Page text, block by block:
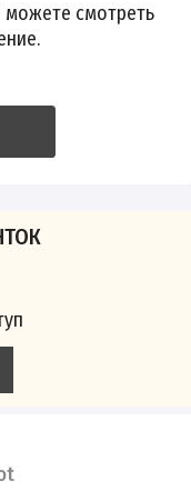
можете смотреть